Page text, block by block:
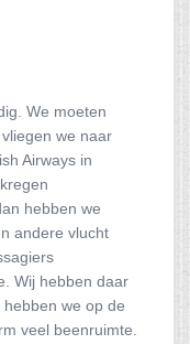
We moeten
we naar
Airways in
hebben we
andere vlucht
Wij hebben daar
we op de
veel beenruimte.